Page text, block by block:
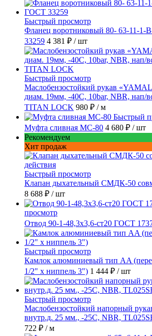
Быстрый просмотр
Фланец воротниковый 80- 63-11-
33259 4 381 ₽ / шт
Быстрый просмотр
Маслобензостойкий рукав
диам. 19мм, -40C, 10bar, NBR, нап/
TITAN LOCK 980 ₽ / м
Быстрый
Муфта сливная МС-80 4 680 ₽ / шт
Рекомендуем
Хит продаж
Быстрый просмотр
Клапан дыхательный СМДК-50
8 688 ₽ / шт
просмотр
Отвод 90-1-48,3х3,6-ст20 ГОСТ
Быстрый просмотр
Камлок алюминиевый тип AA
1/2" х ниппель 3") 1 444 ₽ / шт
Быстрый просмотр
Маслобензостойкий напорный
внутр.д. 25 мм., -25C, NBR,
722 ₽ / м